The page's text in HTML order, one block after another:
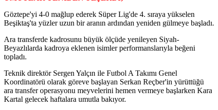
Göztepe'yi 4-0 mağlup ederek Süper Lig'de 4. sıraya yükselen
Beşiktaş'ta yüzler uzun bir aranın ardından yeniden gülmeye başladı.
Ara transferde kadrosunu büyük ölçüde yenileyen Siyah-
Beyazlılarda kadroya eklenen isimler performanslarıyla beğeni
topladı.
Teknik direktör Sergen Yalçın ile Futbol A Takımı Genel
Koordinatörü olarak göreve başlayan Serkan Reçber'in yürüttüğü
ara transfer operasyonu meyvelerini hemen vermeye başlarken Kara
Kartal gelecek haftalara umutla bakıyor.